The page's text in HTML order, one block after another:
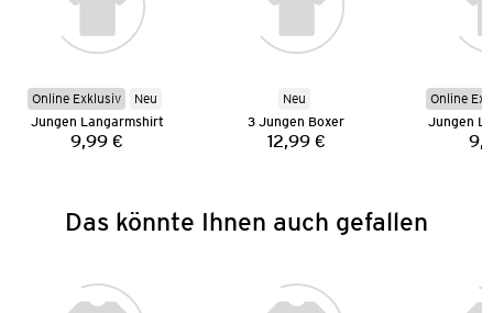
Online Exklusiv
Neu
Jungen Langarmshirt
Preis:
9,99 €
Neu
3 Jungen Boxer
Preis:
12,99 €
Online
Jungen
Das könnte Ihnen auch gefallen